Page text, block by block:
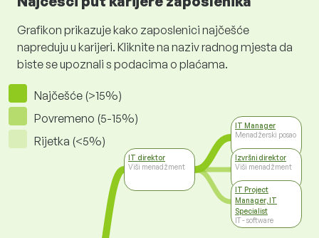
Grafikon prikazuje kako zaposlenici najčešće
napreduju u karijeri. Kliknite na naziv radnog mjesta da
biste se upoznali s podacima o plaćama.
Najčešće (>15%)
Povremeno (5-15%)
Rijetka (<5%)
IT direktor
Viši menadžment
IT Manager
Menadžerski posao
Izvršni direktor
Viši menadžment
IT Project
Manager, IT
Specialist
IT - software